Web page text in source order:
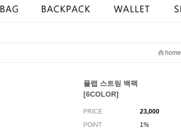
home
플랩 스트링 백팩
[6COLOR]
PRICE
23,000
POINT
1%